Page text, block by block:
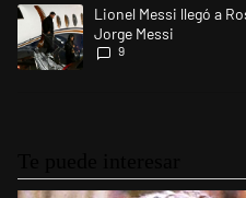
Un artículo de tendencia con el
Lionel Messi llegó a
Jorge Messi
9